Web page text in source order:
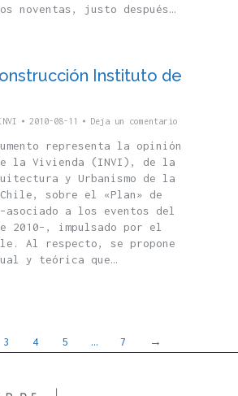
noventas, justo después…
Instituto de
2010-08-11 Deja un comentario
representa la opinión
la Vivienda (INVI), de la
y Urbanismo de la
sobre el «Plan» de
a los eventos del
2010–, impulsado por el
Al respecto, se propone
y teórica que…
3 4 5 … 7 →